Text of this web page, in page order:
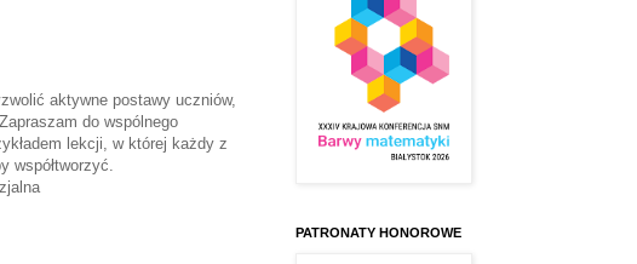
aktywne postawy uczniów,
do wspólnego
lekcji, w której każdy z
współtworzyć.
PATRONATY HONOROWE